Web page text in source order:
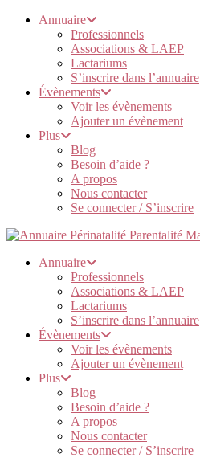
Annuaire
Professionnels
Associations & LAEP
Lactariums
S’inscrire dans l’annuaire
Évènements
Voir les évènements
Ajouter un évènement
Plus
Blog
Besoin d’aide ?
A propos
Nous contacter
Se connecter / S’inscrire
Annuaire
Professionnels
Associations & LAEP
Lactariums
S’inscrire dans l’annuaire
Évènements
Voir les évènements
Ajouter un évènement
Plus
Blog
Besoin d’aide ?
A propos
Nous contacter
Se connecter / S’inscrire